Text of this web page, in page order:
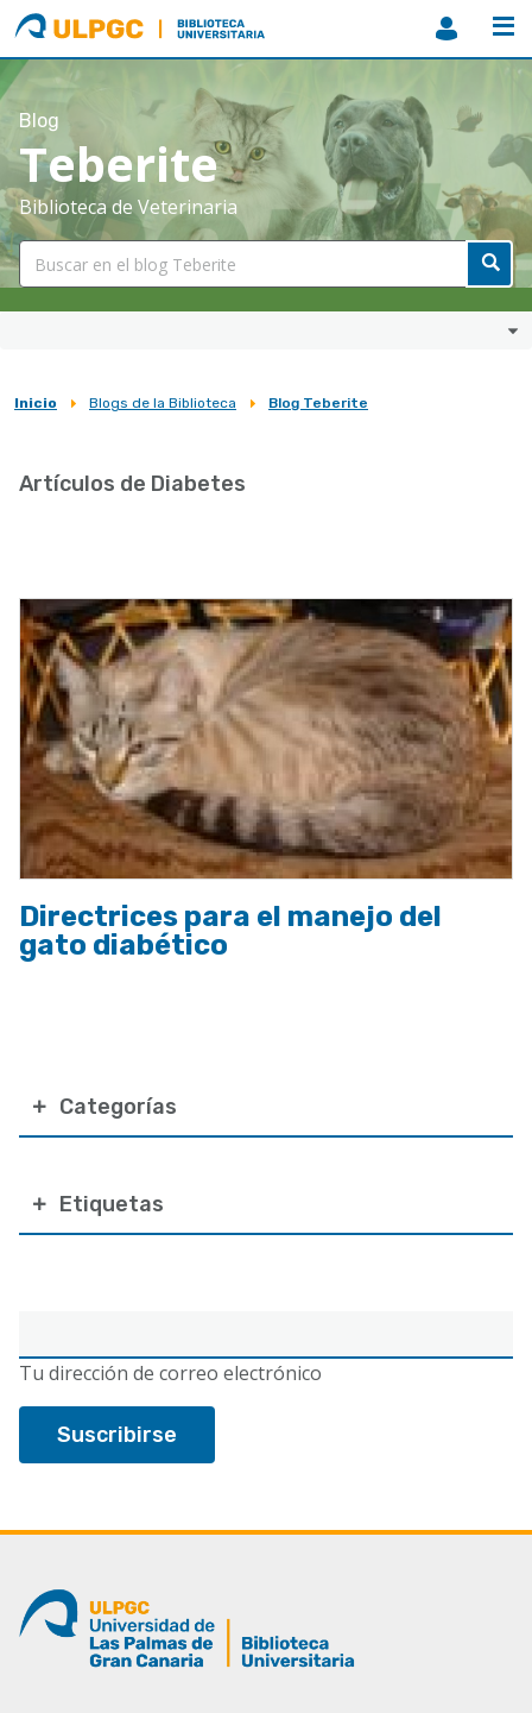
ULPGC
Biblioteca
ULPGC
Blog
Teberite
Biblioteca de Veterinaria
Sobrescribir
de
la
navegación
Inicio Blogs de la Biblioteca Blog Teberite
electrónico
Tu dirección de correo electrónico
Categorías
Etiquetas
Artículos de Diabetes
Directrices para el manejo del
gato diabético